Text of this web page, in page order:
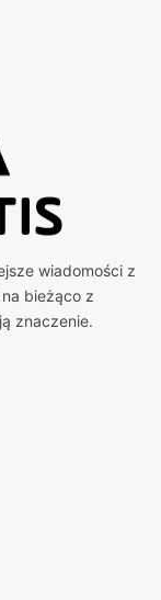
wiadomości z
bieżąco z
znaczenie.